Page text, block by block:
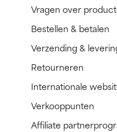
Vragen over
Bestellen & betalen
Verzending &
Retourneren
Internationale
Verkooppunten
Affiliate